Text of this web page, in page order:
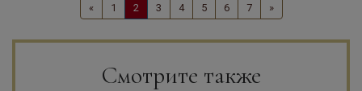
« 1 2 3 4 5 6 7 »
Смотрите также